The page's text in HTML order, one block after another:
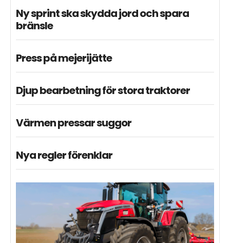
Ny sprint ska skydda jord och spara
bränsle
Press på mejerijätte
Djup bearbetning för stora traktorer
Värmen pressar suggor
Nya regler förenklar